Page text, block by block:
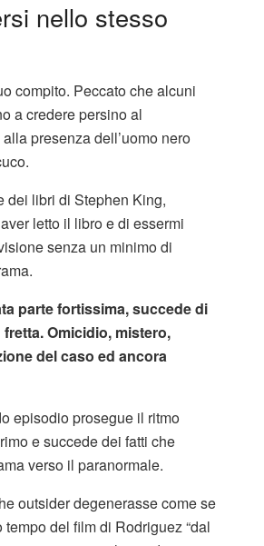
nello stesso
compito. Peccato che alcuni
a credere persino al
presenza dell’uomo nero
dei libri di Stephen King,
letto il libro e di essermi
senza un minimo di
parte fortissima, succede di
Omicidio, mistero,
del caso ed ancora
episodio prosegue il ritmo
e succede dei fatti che
verso il paranormale.
outsider degenerasse come se
del film di Rodriguez “dal